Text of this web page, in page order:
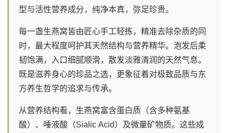
型与活性营养成分，纯净本真，弥足珍贵。
每一盏生燕窝皆由匠心手工轻拣，精准去除杂质的同
时，最大程度呵护其天然结构与营养精华。泡发后柔
韧饱满，入口细腻顺滑，散发淡雅清润的天然气息。
既是滋养身心的珍品之选，更象征着对极致品质与东
方养生哲学的追求与传承。
从营养结构看，生燕窝富含蛋白质（含多种氨基
酸）、唾液酸（Sialic Acid）及微量矿物质。这些成